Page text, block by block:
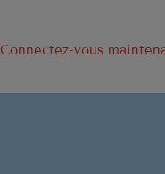
Connectez-vous